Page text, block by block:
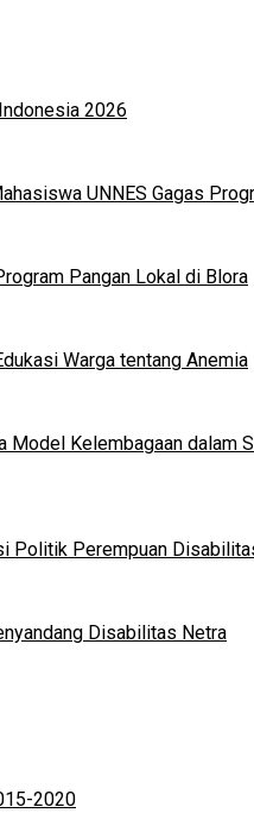
2026
UNNES Gagas
Pangan Lokal di Blora
Warga tentang Anemia
Kelembagaan dalam
Politik Perempuan
Disabilitas Netra
2020